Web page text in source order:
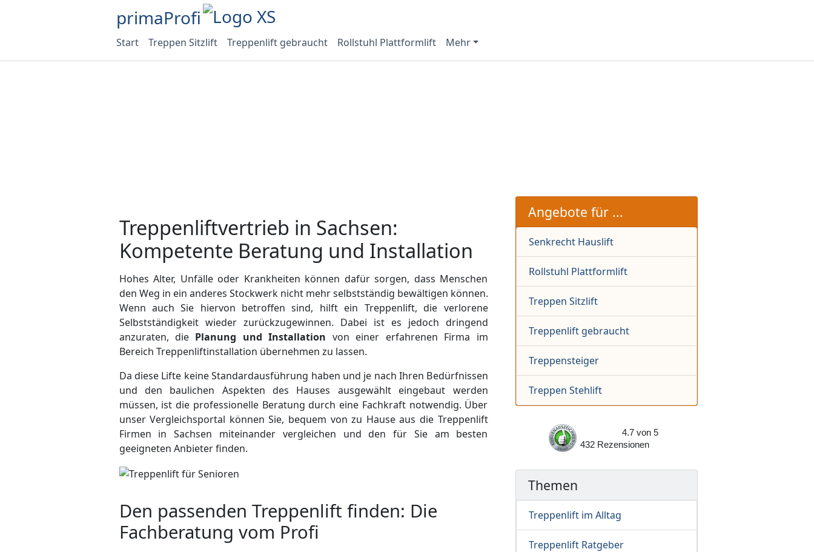
primaProfi
Start Treppen Sitzlift Treppenlift gebraucht Rollstuhl Plattformlift Mehr
Treppenliftvertrieb in Sachsen:
Kompetente Beratung und Installation
Hohes Alter, Unfälle oder Krankheiten können dafür sorgen, dass Menschen
den Weg in ein anderes Stockwerk nicht mehr selbstständig bewältigen können.
Wenn auch Sie hiervon betroffen sind, hilft ein Treppenlift, die verlorene
Selbstständigkeit wieder zurückzugewinnen. Dabei ist es jedoch dringend
anzuraten, die Planung und Installation von einer erfahrenen Firma im
Bereich Treppenliftinstallation übernehmen zu lassen.
Da diese Lifte keine Standardausführung haben und je nach Ihren Bedürfnissen
und den baulichen Aspekten des Hauses ausgewählt eingebaut werden
müssen, ist die professionelle Beratung durch eine Fachkraft notwendig. Über
unser Vergleichsportal können Sie, bequem von zu Hause aus die Treppenlift
Firmen in Sachsen miteinander vergleichen und den für Sie am besten
geeigneten Anbieter finden.
Den passenden Treppenlift finden: Die
Fachberatung vom Profi
Angebote für ...
Senkrecht Hauslift
Rollstuhl Plattformlift
Treppen Sitzlift
Treppenlift gebraucht
Treppensteiger
Treppen Stehlift
4.7 von5
432
Rezensionen
Themen
Treppenlift im Alltag
Treppenlift Ratgeber